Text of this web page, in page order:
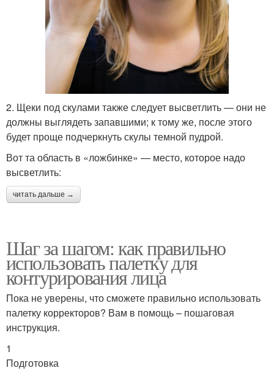
2. Щеки под скулами также следует высветлить — они не
должны выглядеть запавшими; к тому же, после этого
будет проще подчеркнуть скулы темной пудрой.
Вот та область в «ложбинке» — место, которое надо
высветлить:
читать дальше →
Шаг за шагом: как правильно
использовать палетку для
контурирования лица
Пока не уверены, что сможете правильно использовать
палетку корректоров? Вам в помощь – пошаговая
инструкция.
1
Подготовка